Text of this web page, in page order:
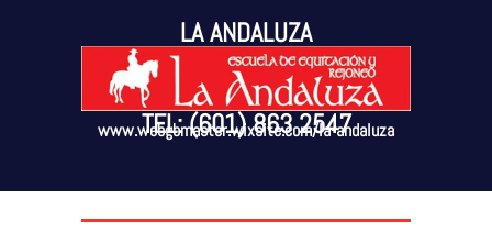
LA ANDALUZA
TEL: (601) 863 2547
www.webgbmaster.wixsite.com/la-andaluza